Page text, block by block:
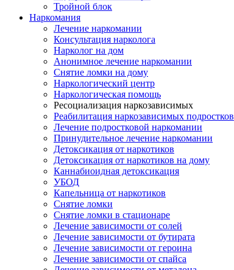
Тройной блок
Наркомания
Лечение наркомании
Консультация нарколога
Нарколог на дом
Анонимное лечение наркомании
Снятие ломки на дому
Наркологический центр
Наркологическая помощь
Ресоциализация наркозависимых
Реабилитация наркозависимых подростков
Лечение подростковой наркомании
Принудительное лечение наркомании
Детоксикация от наркотиков
Детоксикация от наркотиков на дому
Каннабиоидная детоксикация
УБОД
Капельница от наркотиков
Снятие ломки
Снятие ломки в стационаре
Лечение зависимости от солей
Лечение зависимости от бутирата
Лечение зависимости от героина
Лечение зависимости от спайса